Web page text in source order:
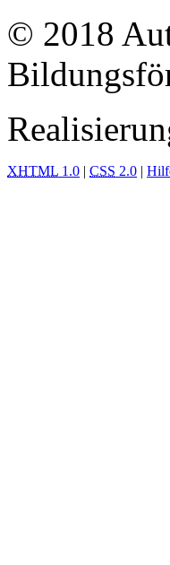
© 2018
XHTML 1.0 | CSS 2.0 |